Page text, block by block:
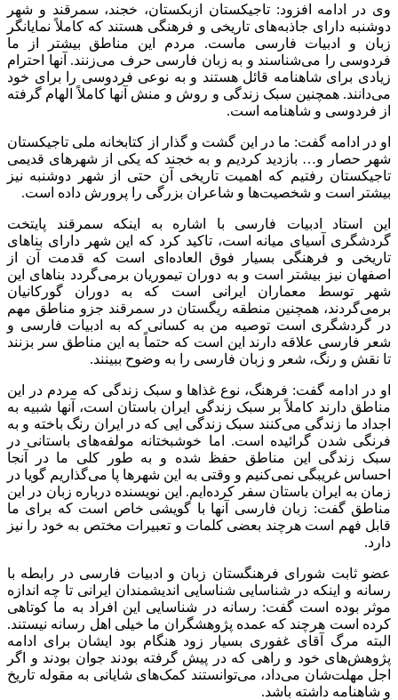
وی در ادامه افزود: تاجیکستان ازبکستان، خجند، سمرقند و شهر
دوشنبه دارای جاذبه‌های تاریخی و فرهنگی هستند که کاملاً نمایانگر
زبان و ادبیات فارسی ماست. مردم این مناطق بیشتر از ما
فردوسی را می‌شناسند و به زبان فارسی حرف می‌زنند. آنها احترام
زیادی برای شاهنامه قائل هستند و به نوعی فردوسی را برای خود
می‌دانند. همچنین سبک زندگی و روش و منش آنها کاملاً الهام گرفته
از فردوسی و شاهنامه است.
او در ادامه گفت: ما در این گشت و گذار از کتابخانه ملی تاجیکستان
شهر حصار و… بازدید کردیم و به خجند که یکی از شهرهای قدیمی
تاجیکستان رفتیم که اهمیت تاریخی آن حتی از شهر دوشنبه نیز
بیشتر است و شخصیت‌ها و شاعران بزرگی را پرورش داده است.
این استاد ادبیات فارسی با اشاره به اینکه سمرقند پایتخت
گردشگری آسیای میانه است، تاکید کرد که این شهر دارای بناهای
تاریخی و فرهنگی بسیار فوق العاده‌ای است که قدمت آن از
اصفهان نیز بیشتر است و به دوران تیموریان برمی‌گردد بناهای این
شهر توسط معماران ایرانی است که به دوران گورکانیان
برمی‌گردند، همچنین منطقه ریگستان در سمرقند جزو مناطق مهم
در گردشگری است توصیه من به کسانی که به ادبیات فارسی و
شعر فارسی علاقه دارند این است که حتماً به این مناطق سر بزنند
تا نقش و رنگ، شعر و زبان فارسی را به وضوح ببینند.
او در ادامه گفت: فرهنگ، نوع غذاها و سبک زندگی که مردم در این
مناطق دارند کاملاً بر سبک زندگی ایران باستان است، آنها شبیه به
اجداد ما زندگی می‌کنند سبک زندگی ایی که در ایران رنگ باخته و به
فرنگی شدن گرائیده است. اما خوشبختانه مولفه‌های باستانی در
سبک زندگی این مناطق حفظ شده و به طور کلی ما در آنجا
احساس غریبگی نمی‌کنیم و وقتی به این شهرها پا می‌گذاریم گویا در
زمان به ایران باستان سفر کرده‌ایم. این نویسنده درباره زبان در این
مناطق گفت: زبان فارسی آنها با گویشی خاص است که برای ما
قابل فهم است هرچند بعضی کلمات و تعبیرات مختص به خود را نیز
دارد.‌
عضو ثابت شورای فرهنگستان زبان و ادبیات فارسی در رابطه با
رسانه و اینکه در شناسایی شناسایی اندیشمندان ایرانی تا چه اندازه
موثر بوده است گفت: رسانه در شناسایی این افراد به ما کوتاهی
کرده است هرچند که عمده پژوهشگران ما خیلی اهل رسانه نیستند.
البته مرگ آقای غفوری بسیار زود هنگام بود ایشان برای ادامه
پژوهش‌های خود و راهی که در پیش گرفته بودند جوان بودند و اگر
اجل مهلت‌شان می‌داد، می‌توانستند کمک‌های شایانی به مقوله تاریخ
و شاهنامه داشته باشد.